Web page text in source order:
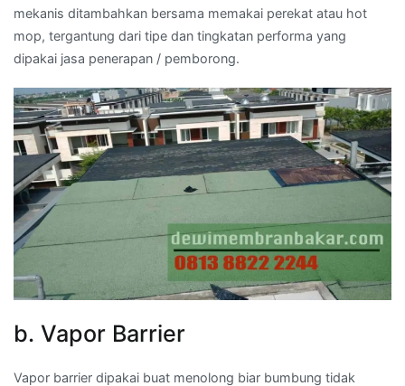
mekanis ditambahkan bersama memakai perekat atau hot
mop, tergantung dari tipe dan tingkatan performa yang
dipakai jasa penerapan / pemborong.
b. Vapor Barrier
Vapor barrier dipakai buat menolong biar bumbung tidak